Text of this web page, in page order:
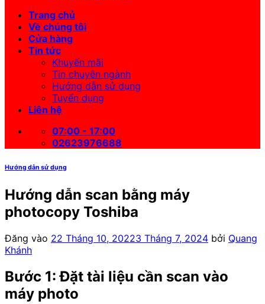
Trang chủ
Về chúng tôi
Cửa hàng
Tin tức
Khuyến mãi
Tin chuyên ngành
Hướng dẫn sử dụng
Tuyển dụng
Liên hệ
07:00 - 17:00
02623976688
Hướng dẫn sử dụng
Hướng dẫn scan bằng máy
photocopy Toshiba
Đăng vào 22 Tháng 10, 20223 Tháng 7, 2024 bởi Quang
Khánh
Bước 1: Đặt tài liệu cần scan vào
máy photo